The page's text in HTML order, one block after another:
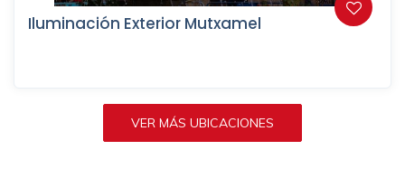
Iluminación Exterior Mutxamel
VER MÁS UBICACIONES